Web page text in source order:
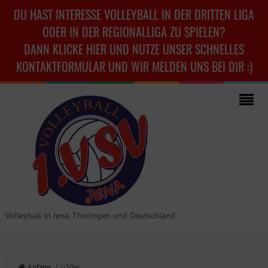
DU HAST INTERESSE VOLLEYBALL IN DER DRITTEN LIGA
ODER IN DER REGIONALLIGA ZU SPIELEN?
DANN KLICKE HIER UND NUTZE UNSER SCHNELLES
KONTAKTFORMULAR UND WIR MELDEN UNS BEI DIR :)
Volleyball in Jena, Thüringen und Deutschland